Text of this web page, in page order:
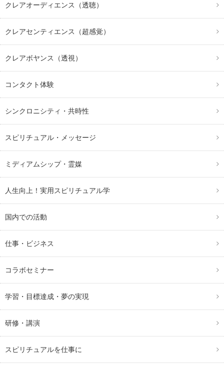
クレアオーディエンス（透聴）
クレアセンティエンス（超感覚）
クレアボヤンス（透視）
コンタクト体験
シンクロニシティ・共時性
スピリチュアル・メッセージ
ミディアムシップ・霊媒
人生向上！実用スピリチュアル学
国内での活動
仕事・ビジネス
コラボセミナー
学習・目標達成・夢の実現
研修・講演
スピリチュアルを仕事に